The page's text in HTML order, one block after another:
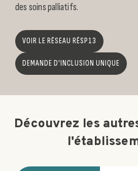
des soins palliatifs.
VOIR LE RÉSEAU RÉSP13
DEMANDE D'INCLUSION UNIQUE
Découvrez les